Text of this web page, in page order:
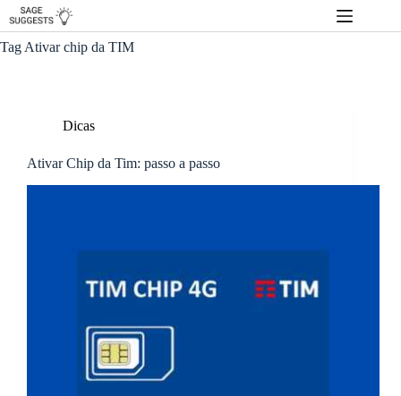
Pular
para
o
conteúdo
Tag Ativar chip da TIM
Dicas
Ativar Chip da Tim: passo a passo